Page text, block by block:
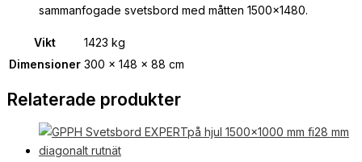
sammanfogade svetsbord med måtten 1500×1480.
Vikt
1423 kg
Dimensioner 300 × 148 × 88 cm
Relaterade produkter